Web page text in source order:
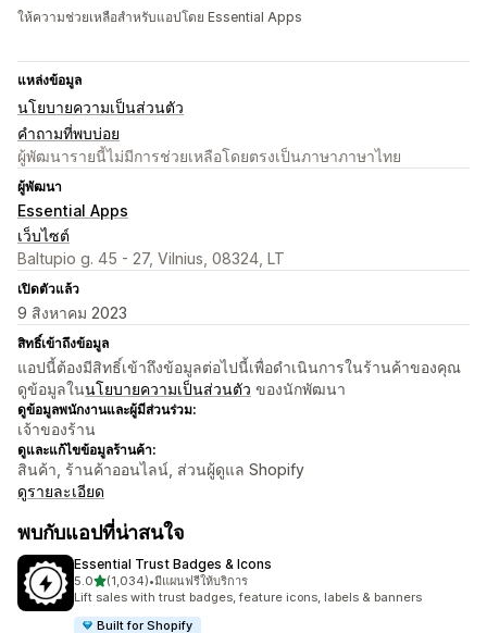
ให้ความช่วยเหลือสำหรับแอปโดย Essential Apps
แหล่งข้อมูล
นโยบายความเป็นส่วนตัว
คำถามที่พบบ่อย
ผู้พัฒนารายนี้ไม่มีการช่วยเหลือโดยตรงเป็นภาษาภาษาไทย
ผู้พัฒนา
Essential Apps
เว็บไซต์
Baltupio g. 45 - 27, Vilnius, 08324, LT
เปิดตัวแล้ว
9 สิงหาคม 2023
สิทธิ์เข้าถึงข้อมูล
แอปนี้ต้องมีสิทธิ์เข้าถึงข้อมูลต่อไปนี้เพื่อดำเนินการในร้านค้าของคุณ
ดูข้อมูลในนโยบายความเป็นส่วนตัว ของนักพัฒนา
ดูข้อมูลพนักงานและผู้มีส่วนร่วม:
เจ้าของร้าน
ดูและแก้ไขข้อมูลร้านค้า:
สินค้า, ร้านค้าออนไลน์, ส่วนผู้ดูแล Shopify
ดูรายละเอียด
พบกับแอปที่น่าสนใจ
Essential Trust Badges & Icons
5.0เต็ม 5 ดาว
(1,034)
ทั้งหมด 1034 รีวิว
•มีแผนฟรีให้บริการ
Lift sales with trust badges, feature icons, labels & banners
Built for Shopify